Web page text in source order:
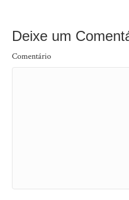
Deixe um
Comentário